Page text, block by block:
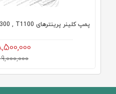
پمپ کلینر پرینترهای L1300 , T1100 اپسون
9,000,000 تومان